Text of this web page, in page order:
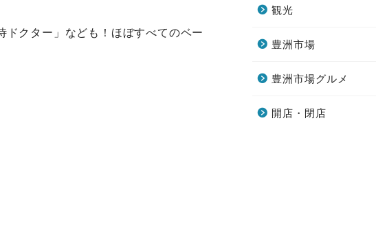
ドクター」なども！ほぼすべてのベー
観光
豊洲市場
豊洲市場グルメ
開店・閉店